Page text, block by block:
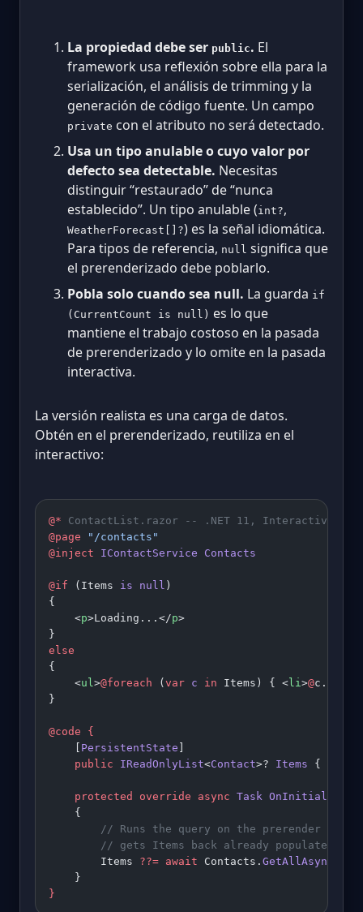
La propiedad debe ser public. El
framework usa reflexión sobre ella para la
serialización, el análisis de trimming y la
generación de código fuente. Un campo
private con el atributo no será detectado.
Usa un tipo anulable o cuyo valor por
defecto sea detectable. Necesitas
distinguir “restaurado” de “nunca
establecido”. Un tipo anulable (int?,
WeatherForecast[]?) es la señal idiomática.
Para tipos de referencia, null significa que
el prerenderizado debe poblarlo.
Pobla solo cuando sea null. La guarda if
(CurrentCount is null) es lo que
mantiene el trabajo costoso en la pasada
de prerenderizado y lo omite en la pasada
interactiva.
La versión realista es una carga de datos.
Obtén en el prerenderizado, reutiliza en el
interactivo:
@* ContactList.razor -- .NET 11, InteractiveAuto
@page "/contacts"
@inject IContactService Contacts
@if (Items is null )
{
    <
p>Loading...</p>
}
else
{
    <
ul >@foreach (var c in Items) { <li >@
}
@code {
    [
PersistentState ]
    public
IReadOnlyList<Contact>? Items {
    protected
override async Task
    {
// Runs the query on the prerender
// gets Items back already populated
        Items
??= await Contacts. GetAllAsync
    }
}